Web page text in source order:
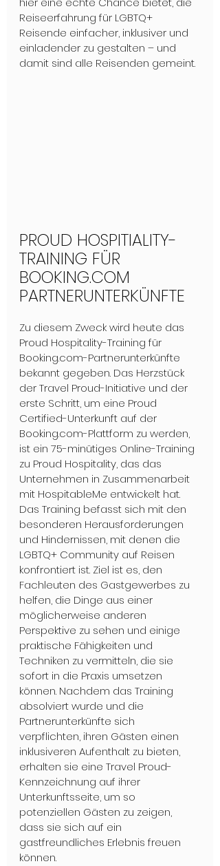
Reiseerfahrung für LGBTQ+
Reisende einfacher, inklusiver und
einladender zu gestalten – und
damit sind alle Reisenden gemeint.
PROUD HOSPITIALITY-
TRAINING FÜR
BOOKING.COM
PARTNERUNTERKÜNFTE
Zu diesem Zweck wird heute das
Proud Hospitality-Training für
Booking.com-Partnerunterkünfte
bekannt gegeben. Das Herzstück
der Travel Proud-Initiative und der
erste Schritt, um eine Proud
Certified-Unterkunft auf der
Booking.com-Plattform zu werden,
ist ein 75-minütiges Online-Training
zu Proud Hospitality, das das
Unternehmen in Zusammenarbeit
mit HospitableMe entwickelt hat.
Das Training befasst sich mit den
besonderen Herausforderungen
und Hindernissen, mit denen die
LGBTQ+ Community auf Reisen
konfrontiert ist. Ziel ist es, den
Fachleuten des Gastgewerbes zu
helfen, die Dinge aus einer
möglicherweise anderen
Perspektive zu sehen und einige
praktische Fähigkeiten und
Techniken zu vermitteln, die sie
sofort in die Praxis umsetzen
können. Nachdem das Training
absolviert wurde und die
Partnerunterkünfte sich
verpflichten, ihren Gästen einen
inklusiveren Aufenthalt zu bieten,
erhalten sie eine Travel Proud-
Kennzeichnung auf ihrer
Unterkunftsseite, um so
potenziellen Gästen zu zeigen,
dass sie sich auf ein
gastfreundliches Erlebnis freuen
können.